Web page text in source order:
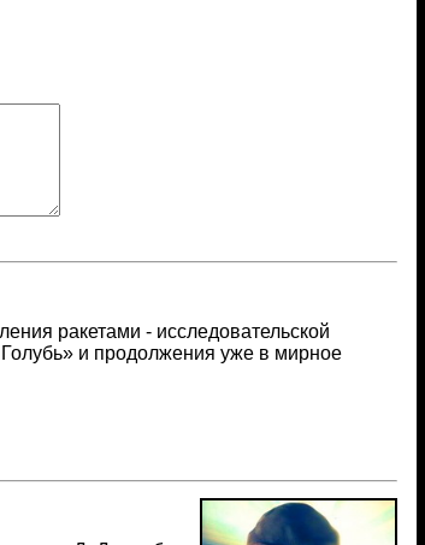
ракетами - исследовательской
и продолжения уже в мирное